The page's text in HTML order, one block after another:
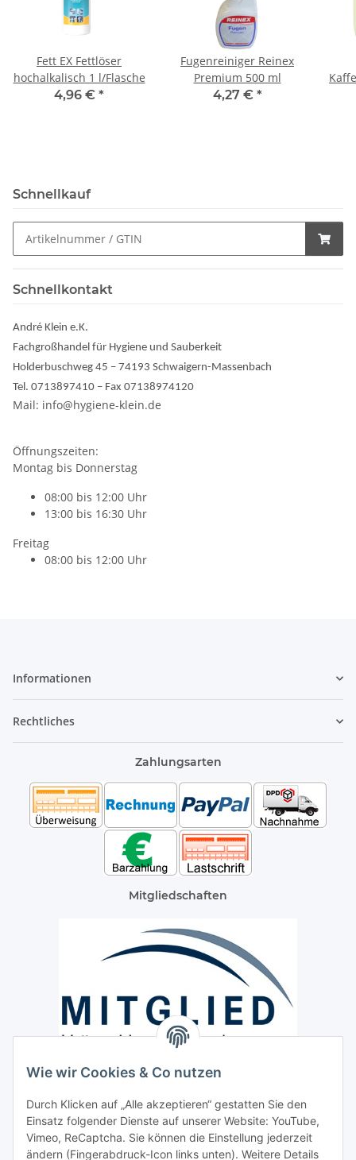
Wie wir Cookies & Co nutzen
Durch Klicken auf „Alle akzeptieren“ gestatten Sie den
Einsatz folgender Dienste auf unserer Website: YouTube,
Vimeo, ReCaptcha. Sie können die Einstellung jederzeit
ändern (Fingerabdruck-Icon links unten). Weitere Details
Fett EX Fettlöser
hochalkalisch 1 l/Flasche
4,96 € *
Fugenreiniger Reinex
Premium 500 ml
4,27 € *
Schnellkauf
Schnellkontakt
André Klein e.K.
Fachgroßhandel für Hygiene und Sauberkeit
Holderbuschweg 45 – 74193 Schwaigern-Massenbach
Tel. 0713897410 – Fax 07138974120
Mail: info@hygiene-klein.de
Öffnungszeiten:
Montag bis Donnerstag
08:00 bis 12:00 Uhr
13:00 bis 16:30 Uhr
Freitag
08:00 bis 12:00 Uhr
Informationen
Rechtliches
Zahlungsarten
Mitgliedschaften
Paketdienst und Spedition
Regionaler Lieferservice im Umkreis von ca. 60 Km